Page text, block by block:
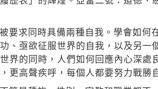
要求同時具備兩種自我。學會如何
、亟欲征服世界的自我，以及另一
界的同時，人們如何回應內心深處
更高聲疾呼，每個人都要努力戰勝